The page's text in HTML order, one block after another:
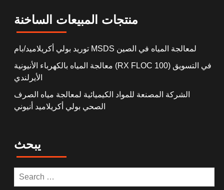
منتجات المبيعات الساخنة
توريد بولي أكريلاميد/بام MSDS لمعالجة المياه في الصين
معالجة المياه بالكهرباء الأنيونية (RX FLOC 100) في التسويق
الأيرلندي
الشركة المصنعة للمواد الكيميائية لمعالجة مياه الصرف
الصحي بولي أكريلاميد أنيوني
يبحث